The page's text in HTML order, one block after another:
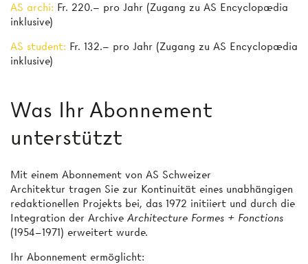
AS archi: Fr. 220.– pro Jahr (Zugang zu AS Encyclopædia
inklusive)
AS student: Fr. 132.– pro Jahr (Zugang zu AS Encyclopædia
inklusive)
Was Ihr Abonnement
unterstützt
Mit einem Abonnement von AS Schweizer
Architektur tragen Sie zur Kontinuität eines unabhängigen
redaktionellen Projekts bei, das 1972 initiiert und durch die
Integration der Archive Architecture Formes + Fonctions
(1954–1971) erweitert wurde.
Ihr Abonnement ermöglicht: